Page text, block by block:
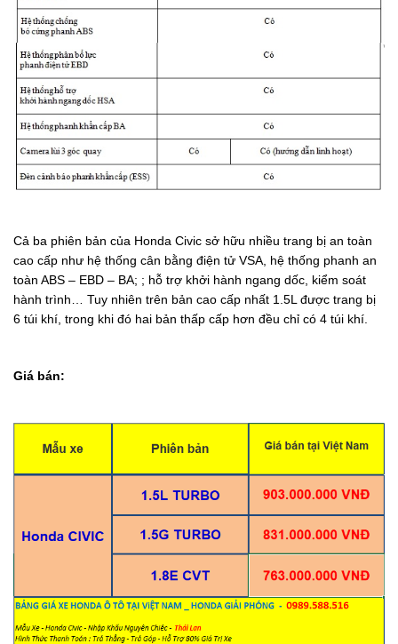
Cả ba phiên bản của Honda Civic sở hữu nhiều trang bị an toàn
cao cấp như hệ thống cân bằng điện tử VSA, hệ thống phanh an
toàn ABS – EBD – BA; ; hỗ trợ khởi hành ngang dốc, kiểm soát
hành trình… Tuy nhiên trên bản cao cấp nhất 1.5L được trang bị
6 túi khí, trong khi đó hai bản thấp cấp hơn đều chỉ có 4 túi khí.
Giá bán: